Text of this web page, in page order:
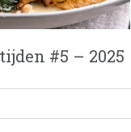
#5 – 2025